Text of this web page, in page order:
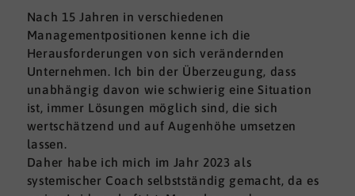
Nach 15 Jahren in verschiedenen
Managementpositionen kenne ich die
Herausforderungen von sich verändernden
Unternehmen. Ich bin der Überzeugung, dass
unabhängig davon wie schwierig eine Situation
ist, immer Lösungen möglich sind, die sich
wertschätzend und auf Augenhöhe umsetzen
lassen.
Daher habe ich mich im Jahr 2023 als
systemischer Coach selbstständig gemacht, da es